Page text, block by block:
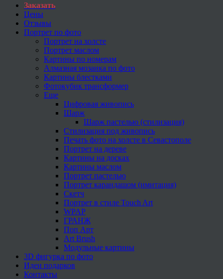
Заказать
Цены
Отзывы
Портрет по фото
Портрет на холсте
Портрет маслом
Картины по номерам
Алмазная мозаика по фото
Картины блестками
Фотокубик трансформер
Еще
Цифровая живопись
Шарж
Шарж пастелью (стилизация)
Стилизация под живопись
Печать фото на холсте в Севастополе
Портрет на дереве
Картины на досках
Картины маслом
Портрет пастелью
Портрет карандашом (имитация)
Скетч
Портрет в стиле Touch Art
WPAP
ГРАНЖ
Поп Арт
Art Brush
Модульные картины
3D фигурка по фото
Идеи подарков
Контакты